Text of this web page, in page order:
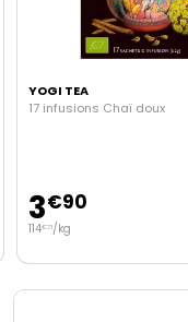
YOGI TEA
17 infusions Chaï doux
3€90
114€71/kg